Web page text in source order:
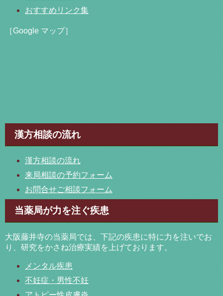
おすすめリンク集
［Google マップ］
漢方相談の流れ
漢方相談の流れ
来局相談の予約フォーム
お問合せご相談フォーム
当薬局が力を注ぐ疾患
大阪藤井寺の当薬局では、下記の疾患に特に力を注いでお
り、研究をかさね治療実績を上げております。
メンタル疾患
不妊症・男性不妊